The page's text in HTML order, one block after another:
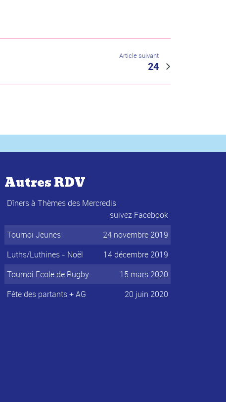
Article suivant
24
Autres RDV
Dîners à Thèmes des Mercredis
suivez Facebook
Tournoi Jeunes
24 novembre 2019
Luths/Luthines - Noël
14 décembre 2019
Tournoi Ecole de Rugby
15 mars 2020
Fête des partants + AG
20 juin 2020